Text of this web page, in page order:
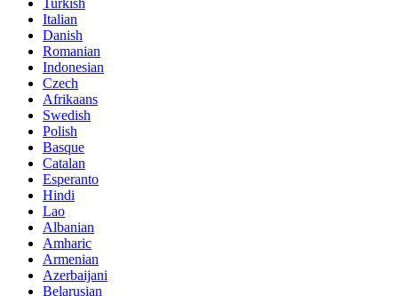
Turkish
Italian
Danish
Romanian
Indonesian
Czech
Afrikaans
Swedish
Polish
Basque
Catalan
Esperanto
Hindi
Lao
Albanian
Amharic
Armenian
Azerbaijani
Belarusian